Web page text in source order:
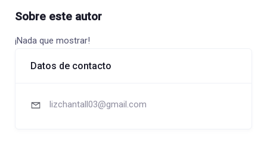
Sobre este autor
¡Nada que mostrar!
Datos de contacto
lizchantall03@gmail.com